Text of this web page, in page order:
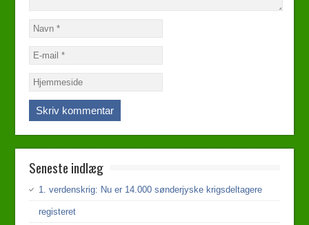
Seneste indlæg
1. verdenskrig: Nu er 14.000 sønderjyske krigsdeltagere
registeret